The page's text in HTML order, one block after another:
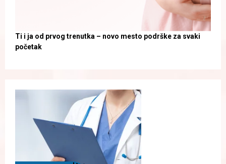
Ti i ja od prvog trenutka – novo mesto podrške za svaki
početak